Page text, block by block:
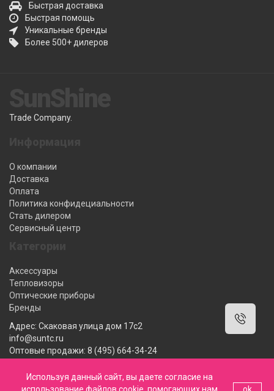
Быстрая доставка
Быстрая помощь
Уникальные бренды
Более 500+ дилеров
Trade Company.
О компании
Доставка
Оплата
Политика конфидециальности
Стать дилером
Сервисный центр
Аксессуары
Тепловизоры
Оптические приборы
Бренды
Адрес: Скаковая улица дом 17с2
info@suntc.ru
Оптовые продажи: 8 (495) 664-34-24
Мы работаем: 10:00-18:00 ПН-ПТ
Используя данный сайт, вы даете согласие на